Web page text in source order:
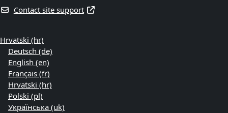
Contact site support
Hrvatski ‎(hr)‎
Deutsch ‎(de)‎
English ‎(en)‎
Français ‎(fr)‎
Hrvatski ‎(hr)‎
Polski ‎(pl)‎
Українська ‎(uk)‎